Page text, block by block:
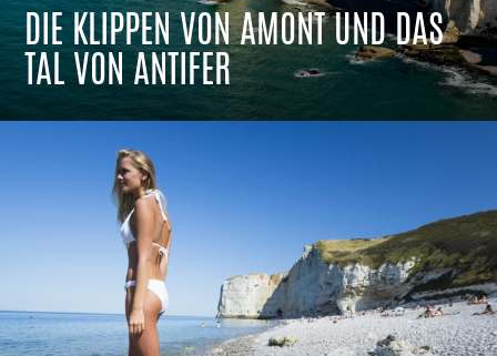
DIE KLIPPEN VON AMONT UND DAS
TAL VON ANTIFER